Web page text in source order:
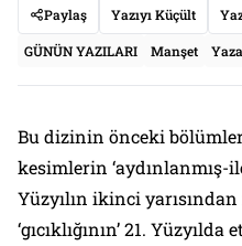
Paylaş
Yazıyı Küçült
GÜNÜN YAZILARI Manşet
Bu dizinin önceki
kesimlerin ‘aydınlanmış-
Yüzyılın ikinci
‘gıcıklığının’ 21.